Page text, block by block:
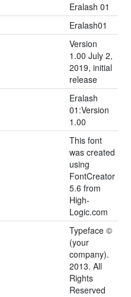
Eralash 01
Eralash01
Version
1.00 July 2,
2019, initial
release
Eralash
01:Version
1.00
This font
was created
using
FontCreator
5.6 from
High-
Logic.com
Typeface ©
(your
company).
2013. All
Rights
Reserved